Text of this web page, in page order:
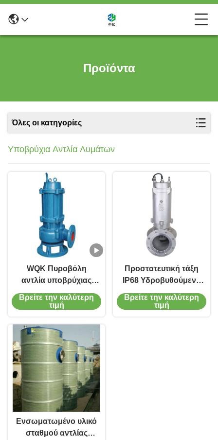
Προϊόντα
Όλες οι κατηγορίες
Υποβρύχια Αντλία Λυμάτων
WQK Πυροβόλη
αντλία υποβρύχιας
αποχέτευσης Οικιακή
υποβρύχια αντλία
υλικό έλξης ή
ανοξείδωτου χάλυβα
Βρείτε την καλύτερη
τιμή
Προστατευτική τάξη
IP68 Υδροβυθούμενη
αντλία αποχέτευσης
με ρυθμό ροής 10-
Βρείτε την καλύτερη
τιμή
Ενσωματωμένο υλικό
σταθμού αντλίας